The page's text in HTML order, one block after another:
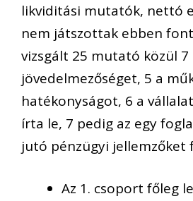
likviditási mutatók, nettó
nem játszottak ebben
vizsgált 25 mutató közül 7
jövedelmezőséget, 5 a
hatékonyságot, 6 a
írta le, 7 pedig az egy
jutó pénzügyi jellemzőket
Az 1. csoport főleg